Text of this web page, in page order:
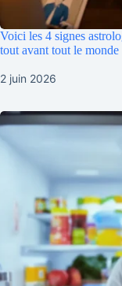
Voici les 4 signes
tout avant tout le monde
2 juin 2026